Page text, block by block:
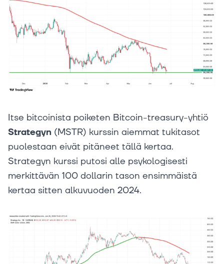
Itse bitcoinista poiketen Bitcoin-treasury-yhtiö
Strategyn (MSTR) kurssin aiemmat tukitasot
puolestaan eivät pitäneet tällä kertaa.
Strategyn kurssi putosi alle psykologisesti
merkittävän 100 dollarin tason ensimmäistä
kertaa sitten alkuvuoden 2024.